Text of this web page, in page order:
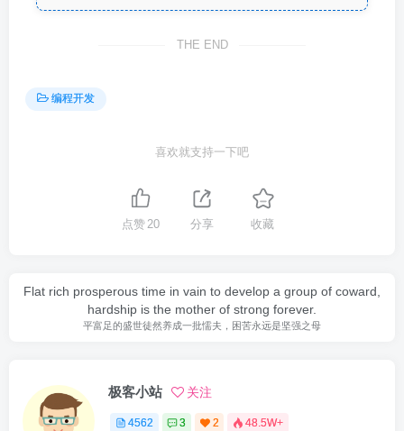
THE END
编程开发
喜欢就支持一下吧
点赞20 分享 收藏
Flat rich prosperous time in vain to develop a group of coward,
hardship is the mother of strong forever.
平富足的盛世徒然养成一批懦夫，困苦永远是坚强之母
极客小站 关注
4562 3 2 48.5W+